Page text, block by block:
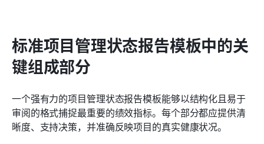
标准项目管理状态报告模板中的关
键组成部分
一个强有力的项目管理状态报告模板能够以结构化且易于
审阅的格式捕捉最重要的绩效指标。每个部分都应提供清
晰度、支持决策，并准确反映项目的真实健康状况。